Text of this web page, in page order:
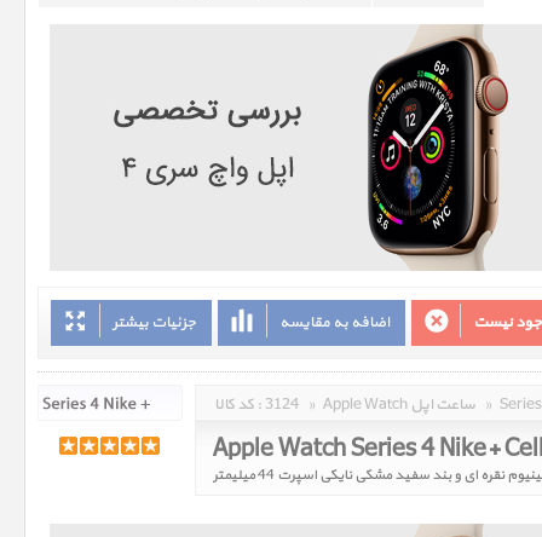
جزئیات بیشتر اضافه به مقایسه نیست
کد کالا : 3124 » Apple Watch ساعت اپل »